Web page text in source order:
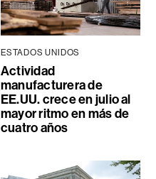
ESTADOS UNIDOS
Actividad
manufacturera de
EE.UU. crece en julio al
mayor ritmo en más de
cuatro años